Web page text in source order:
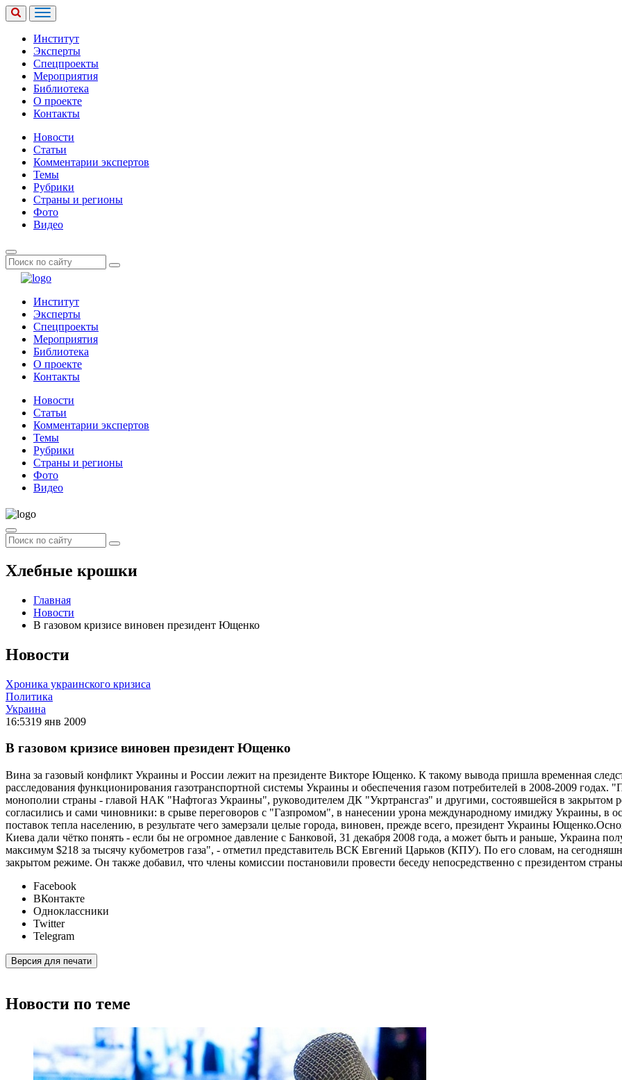
Институт
Эксперты
Спецпроекты
Мероприятия
Библиотека
О проекте
Контакты
Новости
Статьи
Комментарии экспертов
Темы
Рубрики
Страны и регионы
Фото
Видео
Институт
Эксперты
Спецпроекты
Мероприятия
Библиотека
О проекте
Контакты
Новости
Статьи
Комментарии экспертов
Темы
Рубрики
Страны и регионы
Фото
Видео
Хлебные крошки
Главная
Новости
В газовом кризисе виновен президент Ющенко
Новости
Хроника украинского кризиса
Политика
Украина
16:5319 янв 2009
В газовом кризисе виновен президент Ющенко
Вина за газовый конфликт Украины и России лежит на президенте Викторе Ющенко. К такому вывода пришла временная
расследования функционирования газотранспортной системы Украины и обеспечения газом потребителей в 2008-2009
монополии страны - главой НАК "Нафтогаз Украины", руководителем ДК "Укртрансгаз" и другими, состоявшейся в закрытом
согласились и сами чиновники: в срыве переговоров с "Газпромом", в нанесении урона международному имиджу Украины, в
поставок тепла населению, в результате чего замерзали целые города, виновен, прежде всего, президент Украины
Киева дали чётко понять - если бы не огромное давление с Банковой, 31 декабря 2008 года, а может быть и раньше, Украина
максимум $218 за тысячу кубометров газа", - отметил представитель ВСК Евгений Царьков (КПУ). По его словам, на
закрытом режиме. Он также добавил, что члены комиссии постановили провести беседу непосредственно с президентом
Facebook
ВКонтакте
Одноклассники
Twitter
Telegram
Версия для печати
Новости по теме